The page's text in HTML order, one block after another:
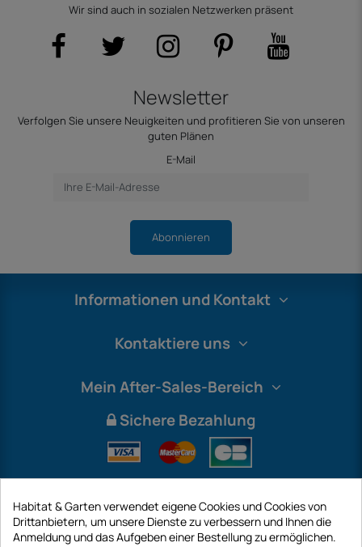
Wir sind auch in sozialen Netzwerken präsent
Newsletter
Verfolgen Sie unsere Neuigkeiten und profitieren Sie von unseren
guten Plänen
E-Mail
Abonnieren
Informationen und Kontakt
Kontaktiere uns
Mein After-Sales-Bereich
Sichere Bezahlung
Habitat & Garten verwendet eigene Cookies und Cookies von
Drittanbietern, um unsere Dienste zu verbessern und Ihnen die
Anmeldung und das Aufgeben einer Bestellung zu ermöglichen.